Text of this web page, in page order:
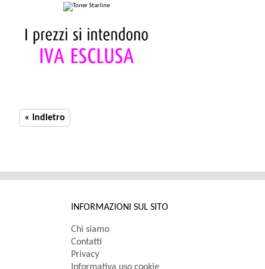
« indietro
INFORMAZIONI SUL SITO
Chi siamo
Contatti
Privacy